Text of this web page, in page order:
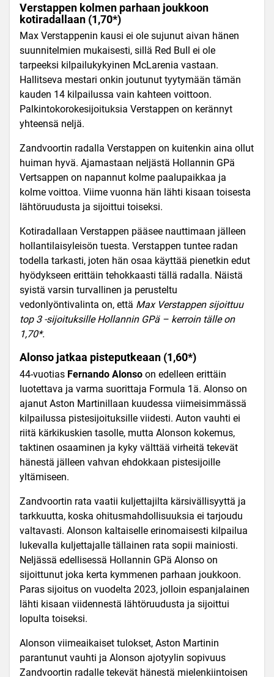
Verstappen kolmen parhaan joukkoon
kotiradallaan (1,70*)
Max Verstappenin kausi ei ole sujunut aivan hänen
suunnitelmien mukaisesti, sillä Red Bull ei ole
tarpeeksi kilpailukykyinen McLarenia vastaan.
Hallitseva mestari onkin joutunut tyytymään tämän
kauden 14 kilpailussa vain kahteen voittoon.
Palkintokorokesijoituksia Verstappen on kerännyt
yhteensä neljä.
Zandvoortin radalla Verstappen on kuitenkin aina ollut
huiman hyvä. Ajamastaan neljästä Hollannin GPä
Vertsappen on napannut kolme paalupaikkaa ja
kolme voittoa. Viime vuonna hän lähti kisaan toisesta
lähtöruudusta ja sijoittui toiseksi.
Kotiradallaan Verstappen pääsee nauttimaan jälleen
hollantilaisyleisön tuesta. Verstappen tuntee radan
todella tarkasti, joten hän osaa käyttää pienetkin edut
hyödykseen erittäin tehokkaasti tällä radalla. Näistä
syistä varsin turvallinen ja perusteltu
vedonlyöntivalinta on, että Max Verstappen sijoittuu
top 3 -sijoituksille Hollannin GPä – kerroin tälle on
1,70*.
Alonso jatkaa pisteputkeaan (1,60*)
44-vuotias Fernando Alonso on edelleen erittäin
luotettava ja varma suorittaja Formula 1 ä. Alonso on
ajanut Aston Martinillaan kuudessa viimeisimmässä
kilpailussa pistesijoituksille viidesti. Auton vauhti ei
riitä kärkikuskien tasolle, mutta Alonson kokemus,
taktinen osaaminen ja kyky välttää virheitä tekevät
hänestä jälleen vahvan ehdokkaan pistesijoille
yltämiseen.
Zandvoortin rata vaatii kuljettajilta kärsivällisyyttä ja
tarkkuutta, koska ohitusmahdollisuuksia ei tarjoudu
valtavasti. Alonson kaltaiselle erinomaisesti kilpailua
lukevalla kuljettajalle tällainen rata sopii mainiosti.
Neljässä edellisessä Hollannin GPä Alonso on
sijoittunut joka kerta kymmenen parhaan joukkoon.
Paras sijoitus on vuodelta 2023, jolloin espanjalainen
lähti kisaan viidennestä lähtöruudusta ja sijoittui
lopulta toiseksi.
Alonson viimeaikaiset tulokset, Aston Martinin
parantunut vauhti ja Alonson ajotyylin sopivuus
Zandvoortin radalle tekevät hänestä mielenkiintoisen